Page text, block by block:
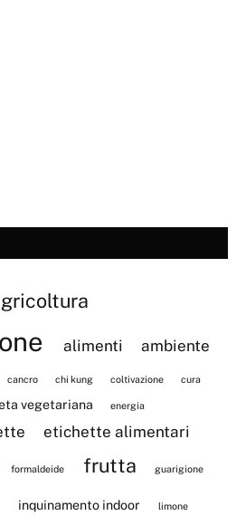
alimenti ambiente
cancro chi kung coltivazione cura
vegetariana energia
etichette alimentari
formaldeide frutta guarigione
inquinamento indoor limone